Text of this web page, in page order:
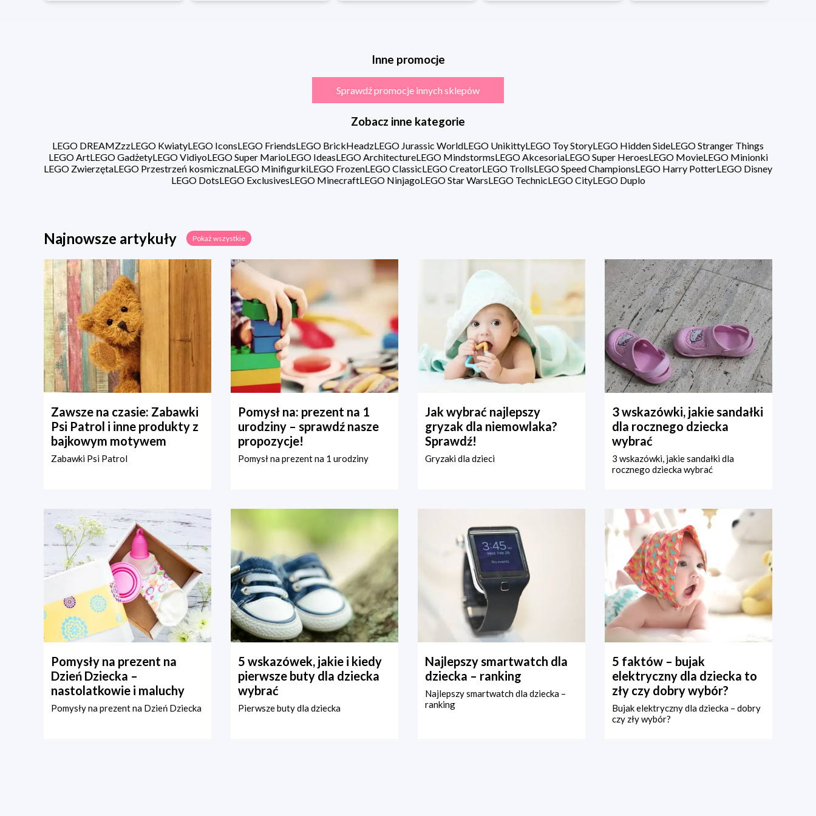
Inne promocje
Sprawdź promocje innych sklepów
Zobacz inne kategorie
LEGO DREAMZzzLEGO KwiatyLEGO IconsLEGO FriendsLEGO BrickHeadzLEGO Jurassic WorldLEGO UnikittyLEGO Toy StoryLEGO Hidden SideLEGO Stranger Things
LEGO ArtLEGO GadżetyLEGO VidiyoLEGO Super MarioLEGO IdeasLEGO ArchitectureLEGO MindstormsLEGO AkcesoriaLEGO Super HeroesLEGO MovieLEGO Minionki
LEGO ZwierzętaLEGO Przestrzeń kosmicznaLEGO MinifigurkiLEGO FrozenLEGO ClassicLEGO CreatorLEGO TrollsLEGO Speed ChampionsLEGO Harry PotterLEGO Disney
LEGO DotsLEGO ExclusivesLEGO MinecraftLEGO NinjagoLEGO Star WarsLEGO TechnicLEGO CityLEGO Duplo
Najnowsze artykuły Pokaż wszystkie
Zawsze na czasie: Zabawki
Psi Patrol i inne produkty z
bajkowym motywem
Zabawki Psi Patrol
Pomysł na: prezent na 1
urodziny – sprawdź nasze
propozycje!
Pomysł na prezent na 1 urodziny
Jak wybrać najlepszy
gryzak dla niemowlaka?
Sprawdź!
Gryzaki dla dzieci
3 wskazówki, jakie sandałki
dla rocznego dziecka
wybrać
3 wskazówki, jakie sandałki dla
rocznego dziecka wybrać
Pomysły na prezent na
Dzień Dziecka –
nastolatkowie i maluchy
Pomysły na prezent na Dzień Dziecka
5 wskazówek, jakie i kiedy
pierwsze buty dla dziecka
wybrać
Pierwsze buty dla dziecka
Najlepszy smartwatch dla
dziecka – ranking
Najlepszy smartwatch dla dziecka –
ranking
5 faktów – bujak
elektryczny dla dziecka to
zły czy dobry wybór?
Bujak elektryczny dla dziecka – dobry
czy zły wybór?